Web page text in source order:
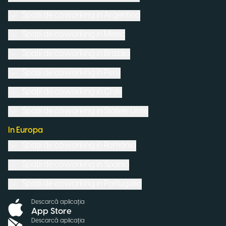
In Europa
Descarcă aplicația
App Store
Descarcă aplicația